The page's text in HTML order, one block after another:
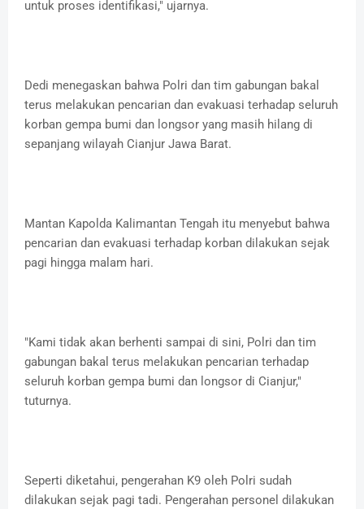
untuk proses identifikasi," ujarnya.
Dedi menegaskan bahwa Polri dan tim gabungan bakal
terus melakukan pencarian dan evakuasi terhadap seluruh
korban gempa bumi dan longsor yang masih hilang di
sepanjang wilayah Cianjur Jawa Barat.
Mantan Kapolda Kalimantan Tengah itu menyebut bahwa
pencarian dan evakuasi terhadap korban dilakukan sejak
pagi hingga malam hari.
"Kami tidak akan berhenti sampai di sini, Polri dan tim
gabungan bakal terus melakukan pencarian terhadap
seluruh korban gempa bumi dan longsor di Cianjur,"
tuturnya.
Seperti diketahui, pengerahan K9 oleh Polri sudah
dilakukan sejak pagi tadi. Pengerahan personel dilakukan